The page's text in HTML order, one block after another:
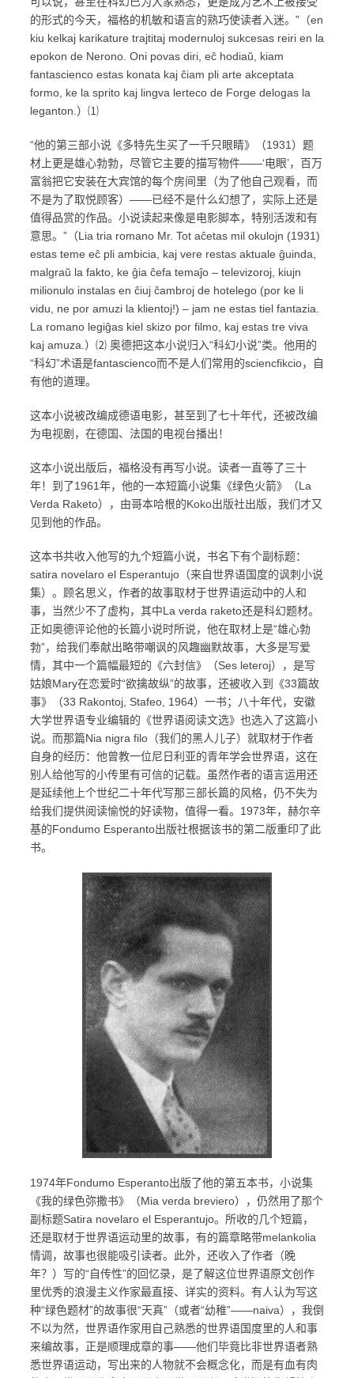
的形式的今天，福格的机敏和语言的熟巧使读者入迷。”（en
kiu kelkaj karikature trajtitaj modernuloj sukcesas reiri en la
epokon de Nerono. Oni povas diri, eĉ hodiaŭ, kiam
fantascienco estas konata kaj ĉiam pli arte akceptata
formo, ke la sprito kaj lingva lerteco de Forge delogas la
leganton.）⑴
“他的第三部小说《多特先生买了一千只眼睛》（1931）题
材上更是雄心勃勃，尽管它主要的描写物件——‘电眼’，百万
富翁把它安装在大宾馆的每个房间里（为了他自己观看，而
不是为了取悦顾客）——已经不是什么幻想了，实际上还是
值得品赏的作品。小说读起来像是电影脚本，特别活泼和有
意思。”（Lia tria romano Mr. Tot aĉetas mil okulojn (1931)
estas teme eĉ pli ambicia, kaj vere restas aktuale ĝuinda,
malgraŭ la fakto, ke ĝia ĉefa temaĵo – televizoroj, kiujn
milionulo instalas en ĉiuj ĉambroj de hotelego (por ke li
vidu, ne por amuzi la klientoj!) – jam ne estas tiel fantazia.
La romano legiĝas kiel skizo por filmo, kaj estas tre viva
kaj amuza.）⑵ 奥德把这本小说归入“科幻小说”类。他用的
“科幻”术语是fantascienco而不是人们常用的sciencfikcio，自
有他的道理。
这本小说被改编成德语电影，甚至到了七十年代，还被改编
为电视剧，在德国、法国的电视台播出！
这本小说出版后，福格没有再写小说。读者一直等了三十
年！到了1961年，他的一本短篇小说集《绿色火箭》（La
Verda Raketo），由哥本哈根的Koko出版社出版，我们才又
见到他的作品。
这本书共收入他写的九个短篇小说，书名下有个副标题：
satira novelaro el Esperantujo（来自世界语国度的讽刺小说
集）。顾名思义，作者的故事取材于世界语运动中的人和
事，当然少不了虚构，其中La verda raketo还是科幻题材。
正如奥德评论他的长篇小说时所说，他在取材上是“雄心勃
勃”，给我们奉献出略带嘲讽的风趣幽默故事，大多是写爱
情，其中一个篇幅最短的《六封信》（Ses leteroj），是写
姑娘Mary在恋爱时“欲擒故纵”的故事，还被收入到《33篇故
事》（33 Rakontoj, Stafeo, 1964）一书；八十年代，安徽
大学世界语专业编辑的《世界语阅读文选》也选入了这篇小
说。而那篇Nia nigra filo（我们的黑人儿子）就取材于作者
自身的经历：他曾教一位尼日利亚的青年学会世界语，这在
别人给他写的小传里有可信的记载。虽然作者的语言运用还
是延续他上个世纪二十年代写那三部长篇的风格，仍不失为
给我们提供阅读愉悦的好读物，值得一看。1973年，赫尔辛
基的Fondumo Esperanto出版社根据该书的第二版重印了此
书。
1974年Fondumo Esperanto出版了他的第五本书，小说集
《我的绿色弥撒书》（Mia verda breviero），仍然用了那个
副标题Satira novelaro el Esperantujo。所收的几个短篇，
还是取材于世界语运动里的故事，有的篇章略带melankolia
情调，故事也很能吸引读者。此外，还收入了作者（晚
年？）写的“自传性”的回忆录，是了解这位世界语原文创作
里优秀的浪漫主义作家最直接、详实的资料。有人认为写这
种“绿色题材”的故事很“天真”（或者“幼稚”——naiva），我倒
不以为然，世界语作家用自己熟悉的世界语国度里的人和事
来编故事，正是顺理成章的事——他们毕竟比非世界语者熟
悉世界语运动，写出来的人物就不会概念化，而是有血有肉